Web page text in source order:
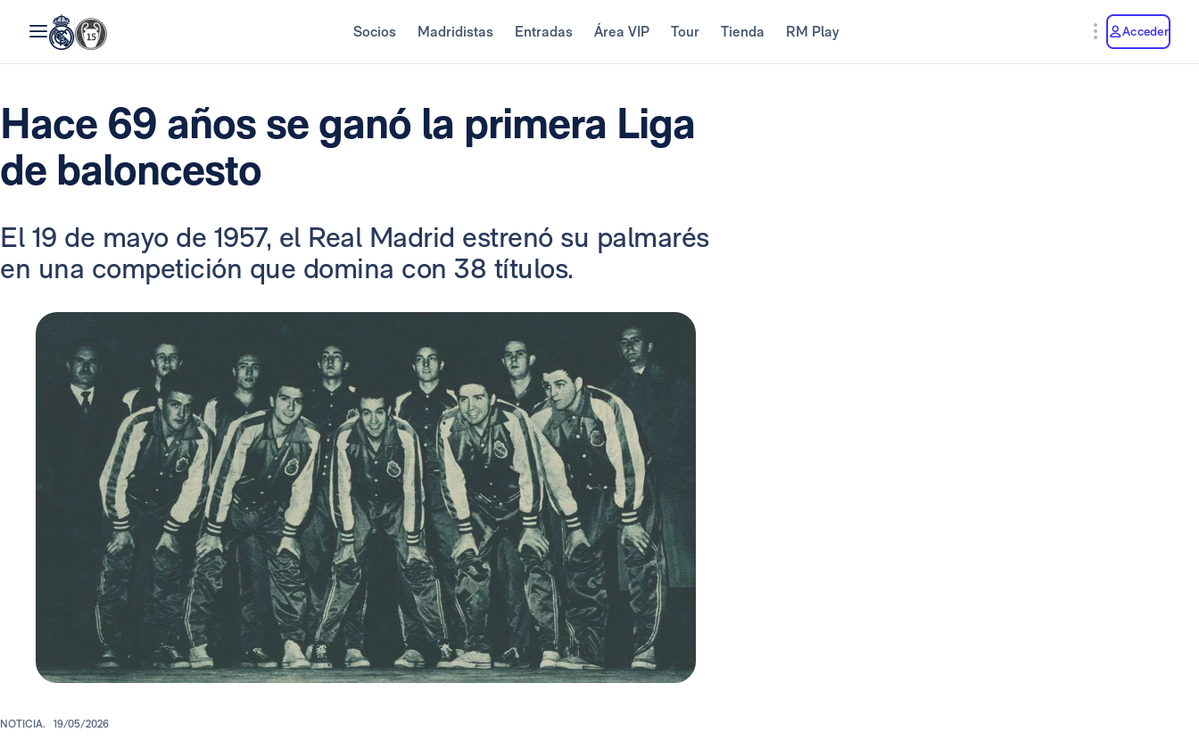
Socios Madridistas Entradas Área VIP Tour Tienda RM Play Acceder
Hace 69 años se ganó la primera Liga
de baloncesto
El 19 de mayo de 1957, el Real Madrid estrenó su palmarés
en una competición que domina con 38 títulos.
NOTICIA. 19/05/2026